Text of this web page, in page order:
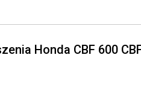
Honda CBF 600